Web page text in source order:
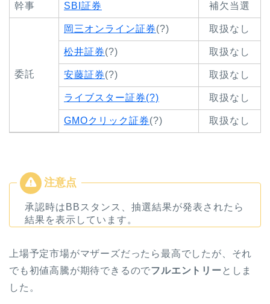
幹事 SBI証券 補欠当選
委託
岡三オンライン証券(?) 取扱なし
松井証券(?) 取扱なし
安藤証券(?) 取扱なし
ライブスター証券(?) 取扱なし
GMOクリック証券(?) 取扱なし
承認時はBBスタンス、抽選結果が発表されたら
結果を表示しています。
上場予定市場がマザーズだったら最高でしたが、それ
でも初値高騰が期待できるのでフルエントリー としま
した。